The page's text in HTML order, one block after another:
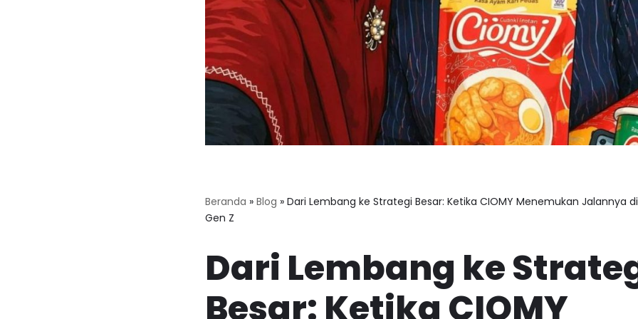
Beranda » Blog » Dari Lembang ke Strategi Besar: Ketika CIOMY Menemukan Jalannya
Gen Z
Dari Lembang ke
Besar: Ketika CIOMY